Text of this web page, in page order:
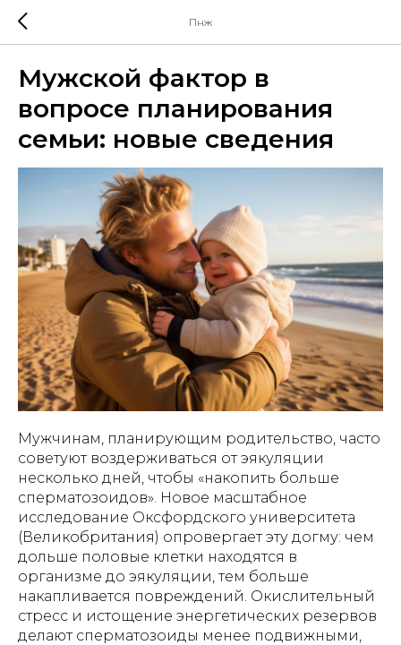
Пнж
Мужской фактор в
вопросе планирования
семьи: новые сведения
Мужчинам, планирующим родительство, часто
советуют воздерживаться от эякуляции
несколько дней, чтобы «накопить больше
сперматозоидов». Новое масштабное
исследование Оксфордского университета
(Великобритания) опровергает эту догму: чем
дольше половые клетки находятся в
организме до эякуляции, тем больше
накапливается повреждений. Окислительный
стресс и истощение энергетических резервов
делают сперматозоиды менее подвижными,